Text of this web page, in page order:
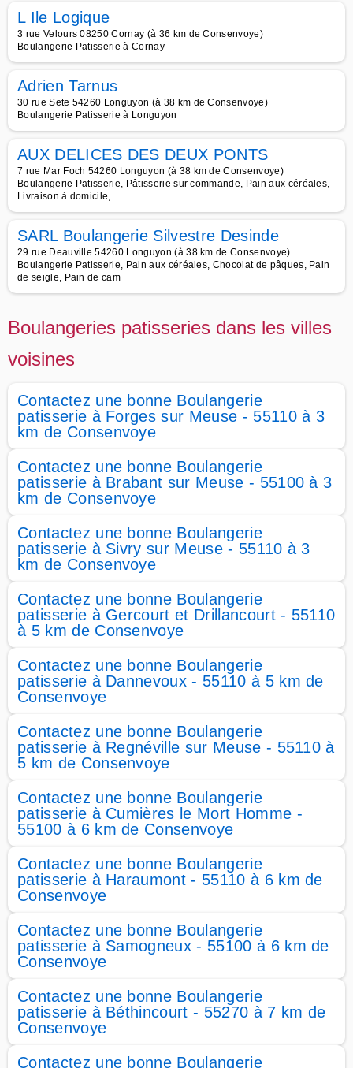
L Ile Logique
3 rue Velours 08250 Cornay (à 36 km de Consenvoye)
Boulangerie Patisserie à Cornay
Adrien Tarnus
30 rue Sete 54260 Longuyon (à 38 km de Consenvoye)
Boulangerie Patisserie à Longuyon
AUX DELICES DES DEUX PONTS
7 rue Mar Foch 54260 Longuyon (à 38 km de Consenvoye)
Boulangerie Patisserie, Pâtisserie sur commande, Pain aux céréales,
Livraison à domicile,
SARL Boulangerie Silvestre Desinde
29 rue Deauville 54260 Longuyon (à 38 km de Consenvoye)
Boulangerie Patisserie, Pain aux céréales, Chocolat de pâques, Pain
de seigle, Pain de cam
Boulangeries patisseries dans les villes
voisines
Contactez une bonne Boulangerie
patisserie à Forges sur Meuse - 55110 à 3
km de Consenvoye
Contactez une bonne Boulangerie
patisserie à Brabant sur Meuse - 55100 à 3
km de Consenvoye
Contactez une bonne Boulangerie
patisserie à Sivry sur Meuse - 55110 à 3
km de Consenvoye
Contactez une bonne Boulangerie
patisserie à Gercourt et Drillancourt - 55110
à 5 km de Consenvoye
Contactez une bonne Boulangerie
patisserie à Dannevoux - 55110 à 5 km de
Consenvoye
Contactez une bonne Boulangerie
patisserie à Regnéville sur Meuse - 55110 à
5 km de Consenvoye
Contactez une bonne Boulangerie
patisserie à Cumières le Mort Homme -
55100 à 6 km de Consenvoye
Contactez une bonne Boulangerie
patisserie à Haraumont - 55110 à 6 km de
Consenvoye
Contactez une bonne Boulangerie
patisserie à Samogneux - 55100 à 6 km de
Consenvoye
Contactez une bonne Boulangerie
patisserie à Béthincourt - 55270 à 7 km de
Consenvoye
Contactez une bonne Boulangerie